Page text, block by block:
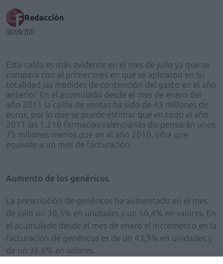
Redacción
06/09/2011
Esta caída es más evidente en el mes de julio ya que se
compara con el primer mes en que se aplicaron en su
totalidad las medidas de contención del gasto en el año
anterior. En el acumulado desde el mes de enero del
año 2011 la caída de ventas ha sido de 43 millones de
euros, por lo que se puede estimar que en todo el año
2011 las 1.210 farmacias valencianas dis-pensarán unos
75 millones menos que en el año 2010, cifra que
equivale a un mes de facturación.
Aumento de los genéricos
La prescripción de genéricos ha aumentado en el mes
de julio un 30,5% en unidades y un 50,4% en valores. En
el acumulado desde el mes de enero el incremento en la
facturación de genéricos es de un 43,9% en unidades y
de un 36,6% en valores.